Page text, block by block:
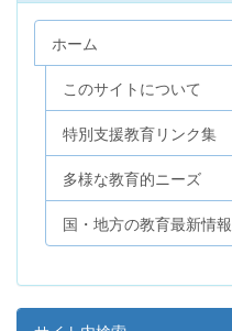
ホーム
このサイトについて
特別支援教育リンク集
多様な教育的ニーズ
国・地方の教育最新情報